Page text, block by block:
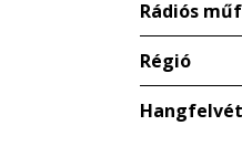
Rádiós
Régió